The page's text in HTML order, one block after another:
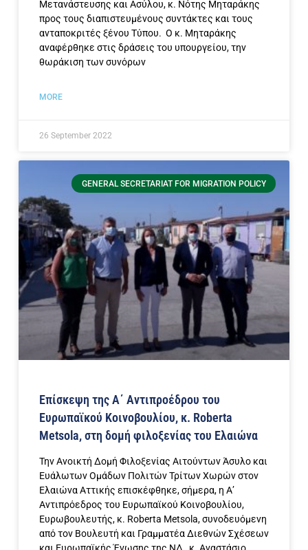
Μετανάστευσης και Ασύλου, κ. Νότης Μηταράκης
προς τους διαπιστευμένους συντάκτες και τους
ανταποκριτές ξένου Τύπου. Ο κ. Μηταράκης
αναφέρθηκε στις δράσεις του υπουργείου, την
θωράκιση των συνόρων
MORE
26 September 2022
GENERAL SECRETARIAT FOR MIGRATION POLICY
Επίσκεψη της Α΄ Αντιπροέδρου του
Ευρωπαϊκού Κοινοβουλίου, κ. Roberta
Metsola, στη δομή φιλοξενίας του Ελαιώνα
Την Ανοικτή Δομή Φιλοξενίας Αιτούντων Άσυλο και
Ευάλωτων Ομάδων Πολιτών Τρίτων Χωρών στον
Ελαιώνα Αττικής επισκέφθηκε, σήμερα, η Α’
Αντιπρόεδρος του Ευρωπαϊκού Κοινοβουλίου,
Ευρωβουλευτής, κ. Roberta Metsola, συνοδευόμενη
από τον Βουλευτή και Γραμματέα Διεθνών Σχέσεων